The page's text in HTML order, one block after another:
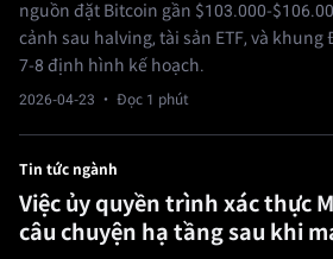
nguồn đặt Bitcoin gần $103.000-
cảnh sau halving, tài sản ETF, và khung
7-8 định hình kế hoạch.
2026-04-23 · Đọc 1 phút
Tin tức ngành
Việc ủy quyền trình xác thực
câu chuyện hạ tầng sau khi